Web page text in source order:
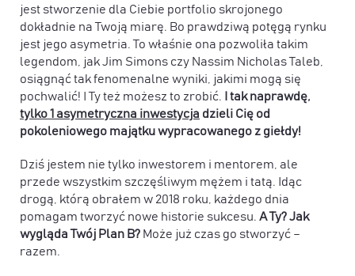
jest stworzenie dla Ciebie portfolio skrojonego
dokładnie na Twoją miarę. Bo prawdziwą potęgą rynku
jest jego asymetria. To właśnie ona pozwoliła takim
legendom, jak Jim Simons czy Nassim Nicholas Taleb,
osiągnąć tak fenomenalne wyniki, jakimi mogą się
pochwalić! I Ty też możesz to zrobić.
I tak naprawdę,
tylko 1 asymetryczna inwestycja dzieli Cię od
pokoleniowego majątku wypracowanego z giełdy!
Dziś jestem nie tylko inwestorem i mentorem, ale
przede wszystkim szczęśliwym mężem i tatą. Idąc
drogą, którą obrałem w 2018 roku, każdego dnia
pomagam tworzyć nowe historie sukcesu. A Ty? Jak
wygląda Twój Plan B?Może już czas go stworzyć –
razem.